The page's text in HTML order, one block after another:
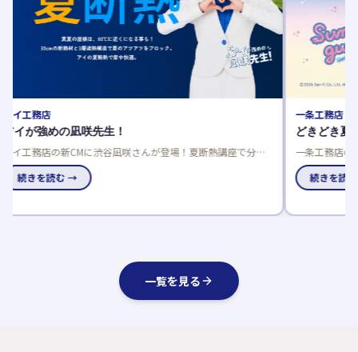
分か
ト。
どきどき夏のプレゼントキャンペーン
一条工務店の展示場でキーワードを探し、豪華賞品をゲットし
よう！応募は一人一回限り、当選発表は特設サイトと賞品お届
けで。続きを読む →
一覧を見る